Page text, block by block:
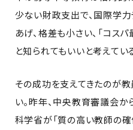
少ない財政支出で、国際学
あげ、格差も小さい、「コス
と知られてもいいと考えてい
その成功を支えてきたのが
い。昨年、中央教育審議会
科学省が「質の高い教師の